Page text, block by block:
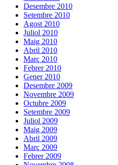
Desembre 2010
Setembre 2010
Agost 2010
Juliol 2010
Maig 2010
Abril 2010
Març 2010
Febrer 2010
Gener 2010
Desembre 2009
Novembre 2009
Octubre 2009
Setembre 2009
Juliol 2009
Maig 2009
Abril 2009
Març 2009
Febrer 2009